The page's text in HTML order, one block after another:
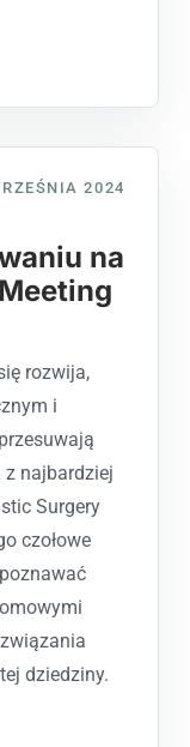
2024
na
rozwija,
i
z najbardziej
Surgery
czołowe
dziedziny.